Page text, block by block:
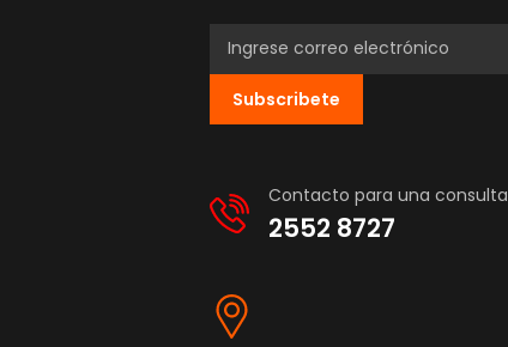
Subscribete
Contacto para una consulta
2552 8727